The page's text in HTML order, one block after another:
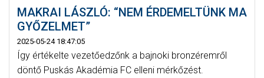
MAKRAI LÁSZLÓ: “NEM ÉRDEMELTÜNK MA
GYŐZELMET”
2025-05-24 18:47:05
Így értékelte vezetőedzőnk a bajnoki bronzéremről
döntő Puskás Akadémia FC elleni mérkőzést.